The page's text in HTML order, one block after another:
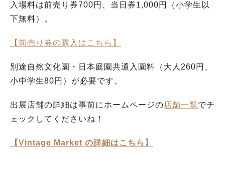
入場料は前売り券700円、当日券1,000円（小学生以
下無料）。
【前売り券の購入はこちら】
別途自然文化園・日本庭園共通入園料（大人260円、
小中学生80円）が必要です。
出展店舗の詳細は事前にホームページの店舗一覧でチ
ェックしてくださいね！
【Vintage Market の詳細はこちら】